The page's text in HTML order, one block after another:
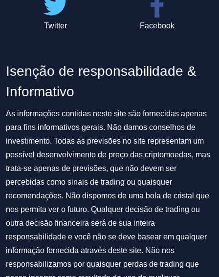
Twitter Facebook
Isenção de responsabilidade &
Informativo
As informações contidas neste site são fornecidas apenas
para fins informativos gerais. Não damos conselhos de
investimento. Todas as previsões no site representam um
possível desenvolvimento de preço das criptomoedas, mas
trata-se apenas de previsões, que não devem ser
percebidas como sinais de trading ou quaisquer
recomendações. Não dispomos de uma bola de cristal que
nos permita ver o futuro. Qualquer decisão de trading ou
outra decisão financeira será de sua inteira
responsabilidade e você não se deve basear em qualquer
informação fornecida através deste site. Não nos
responsabilizamos por quaisquer perdas de trading que